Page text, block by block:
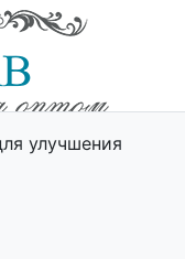
cookie
улучшения